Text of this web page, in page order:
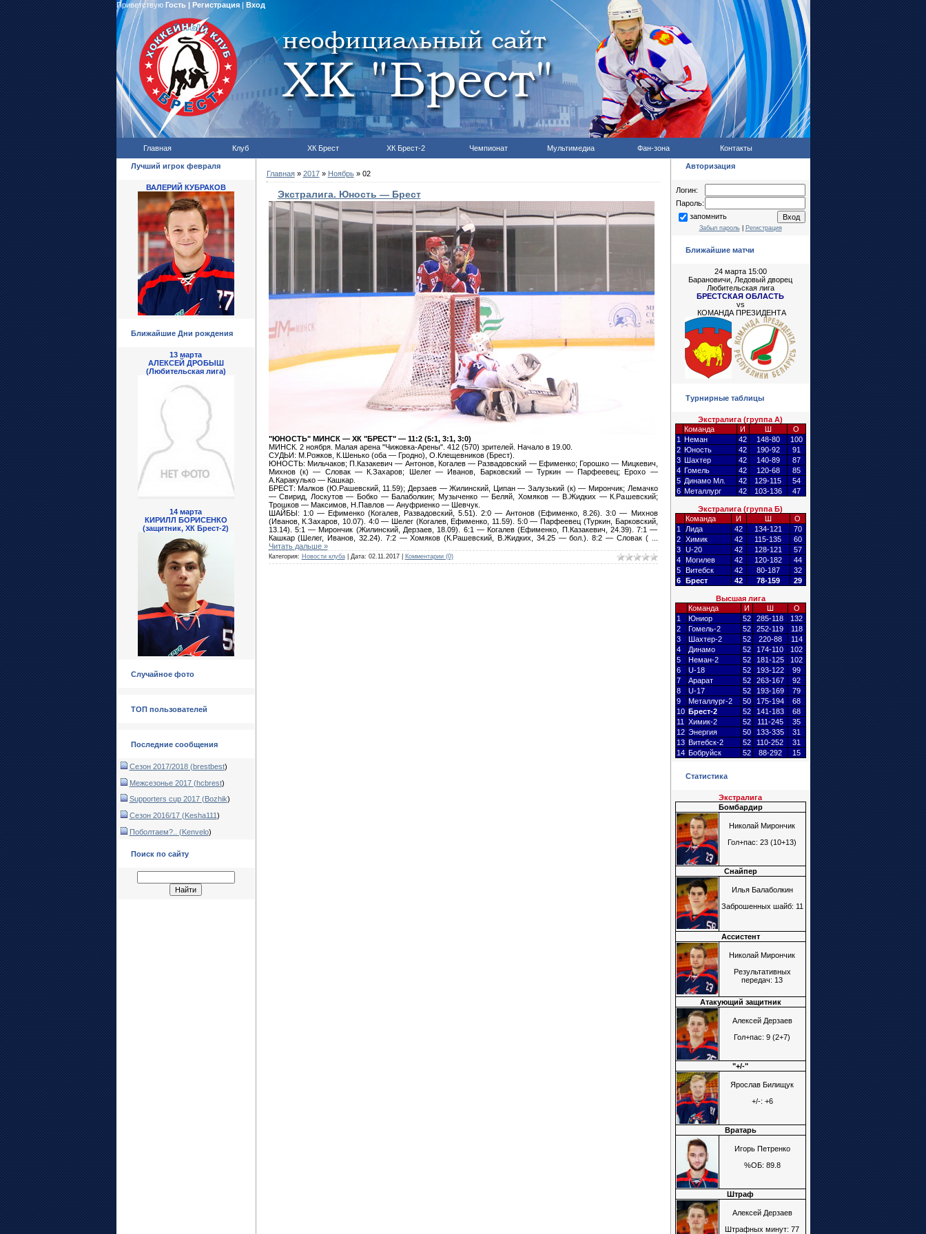
Приветствую Гость | Регистрация| Вход
Главная Клуб ХК Брест ХК Брест-2 Чемпионат Мультимедиа Фан-зона Контакты
Лучший игрок февраля
ВАЛЕРИЙ КУБРАКОВ
Ближайшие Дни рождения
13 марта
АЛЕКСЕЙ ДРОБЫШ
(Любительская лига)
14 марта
КИРИЛЛ БОРИСЕНКО
(защитник, ХК Брест-2)
Случайное фото
ТОП пользователей
Последние сообщения
Сезон 2017/2018 (brestbest)
Межсезонье 2017 (hcbrest)
Supporters cup 2017 (Bozhik)
Сезон 2016/17 (Kesha111)
Поболтаем?.. (Kenvelo)
Поиск по сайту
Главная» 2017 » Ноябрь » 02
Экстралига. Юность — Брест
"ЮНОСТЬ" МИНСК — ХК "БРЕСТ" — 11:2 (5:1, 3:1, 3:0)
МИНСК. 2 ноября. Малая арена "Чижовка-Арены". 412 (570) зрителей. Начало в 19.00.
СУДЬИ: М.Рожков, К.Шенько (оба — Гродно), О.Клещевников (Брест).
ЮНОСТЬ: Мильчаков; П.Казакевич — Антонов, Когалев — Развадовский — Ефименко; Горошко — Мицкевич,
Михнов (к) — Словак — К.Захаров; Шелег — Иванов, Барковский — Туркин — Парфеевец; Ерохо —
А.Каракулько — Кашкар.
БРЕСТ: Малков (Ю.Рашевский, 11.59); Дерзаев — Жилинский, Ципан — Залузький (к) — Мирончик; Лемачко
— Свирид, Лоскутов — Бобко — Балаболкин; Музыченко — Беляй, Хомяков — В.Жидких — К.Рашевский;
Трошков — Максимов, Н.Павлов — Ануфриенко — Шевчук.
ШАЙБЫ: 1:0 — Ефименко (Когалев, Развадовский, 5.51). 2:0 — Антонов (Ефименко, 8.26). 3:0 — Михнов
(Иванов, К.Захаров, 10.07). 4:0 — Шелег (Когалев, Ефименко, 11.59). 5:0 — Парфеевец (Туркин, Барковский,
13.14). 5:1 — Мирончик (Жилинский, Дерзаев, 18.09). 6:1 — Когалев (Ефименко, П.Казакевич, 24.39). 7:1 —
Кашкар (Шелег, Иванов, 32.24). 7:2 — Хомяков (К.Рашевский, В.Жидких, 34.25 — бол.). 8:2 — Словак (
Читать дальше »
Категория: Новости клуба| Дата: 02.11.2017| Комментарии (0)
Авторизация
Логин:
Пароль:
запомнить
Забыл пароль| Регистрация
Ближайшие матчи
24 марта 15:00
Барановичи, Ледовый дворец
Любительская лига
БРЕСТСКАЯ ОБЛАСТЬ
vs
КОМАНДА ПРЕЗИДЕНТА
Турнирные таблицы
Экстралига (группа А)
Команда
И Ш
О
1 Неман 42 148-80
100
2 Юность 42 190-92
91
3 Шахтер 42 140-89
87
4 Гомель 42 120-68
85
5 Динамо Мл. 42 129-115
54
6 Металлург 42 103-136 47
Экстралига (группа Б)
Команда
И Ш
О
1
Лида 42 134-121
70
2
Химик 42 115-135
60
3
U-20 42 128-121
57
4
Могилев 42 120-182
44
5
Витебск 42 80-187
32
6
Брест 42 78-159 29
Высшая лига
Команда
И Ш
О
1
Юниор 52 285-118
132
2
Гомель-2 52 252-119
118
3
Шахтер-2 52 220-88
114
4
Динамо 52 174-110
102
5
Неман-2 52 181-125
102
6
U-18 52 193-122
99
7
Арарат 52 263-167
92
8
U-17 52 193-169
79
9
Металлург-2 50 175-194
68
10 Брест-2 52 141-183
68
11
Химик-2 52 111-245
35
12 Энергия 50 133-335
31
13 Витебск-2 52 110-252
31
14 Бобруйск 52 88-292 15
Статистика
Экстралига
Бомбардир
Николай Мирончик
Гол+пас: 23 (10+13)
Снайпер
Илья Балаболкин
Заброшенных шайб: 11
Ассистент
Николай Мирончик
Результативных
передач: 13
Атакующий защитник
Алексей Дерзаев
Гол+пас: 9 (2+7)
"+/-"
Ярослав Билищук
+/-: +6
Вратарь
Игорь Петренко
%ОБ: 89.8
Штраф
Алексей Дерзаев
Штрафных минут: 77